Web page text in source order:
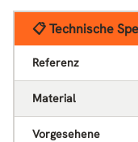
📋 Technische
Referenz
Material
Vorgesehene